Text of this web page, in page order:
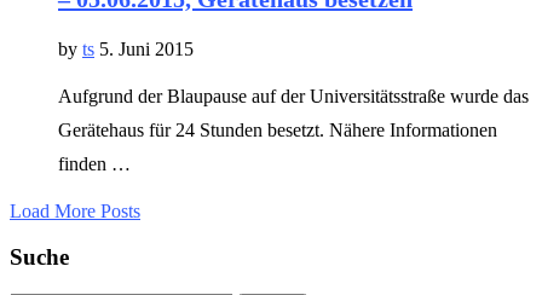
by ts 5. Juni 2015
Aufgrund der Blaupause auf der Universitätsstraße wurde das
Gerätehaus für 24 Stunden besetzt. Nähere Informationen
finden …
Load More Posts
Suche